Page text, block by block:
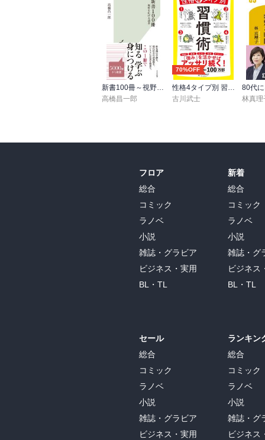
新書100冊～視野を広げる読書～
高橋昌一郎
70%OFF
性格4タイプ別 習慣術
古川武士
林真理
フロア
総合
コミック
ラノベ
小説
雑誌・グラビア
ビジネス・実用
BL・TL
セール
総合
コミック
ラノベ
小説
雑誌・グラビア
ビジネス・実用
新着
総合
コミック
ラノベ
小説
雑誌・グ
ビジネス
BL・TL
ランキン
総合
コミック
ラノベ
小説
雑誌・グ
ビジネス